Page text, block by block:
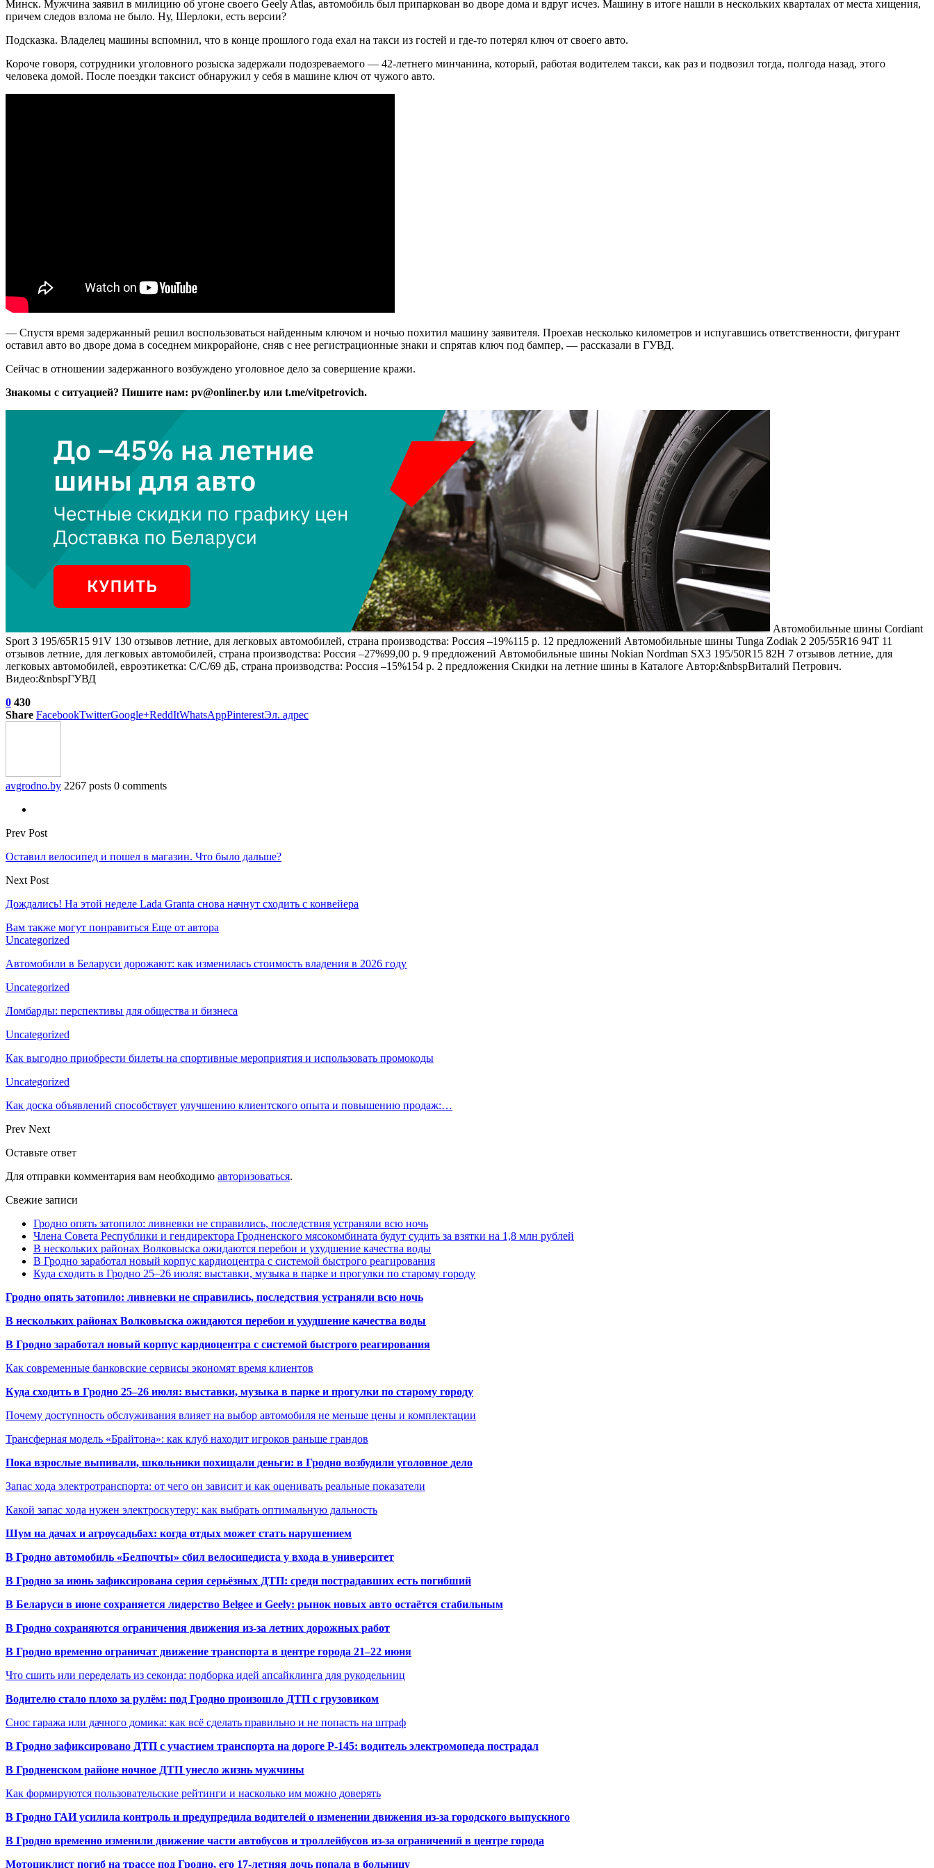
Минск. Мужчина заявил в милицию об угоне своего Geely Atlas, автомобиль был припаркован во дворе дома и вдруг исчез. Машину в итоге нашли в нескольких кварталах от места хищения,
причем следов взлома не было. Ну, Шерлоки, есть версии?
Подсказка. Владелец машины вспомнил, что в конце прошлого года ехал на такси из гостей и где-то потерял ключ от своего авто.
Короче говоря, сотрудники уголовного розыска задержали подозреваемого — 42-летнего минчанина, который, работая водителем такси, как раз и подвозил тогда, полгода назад, этого
человека домой. После поездки таксист обнаружил у себя в машине ключ от чужого авто.
— Спустя время задержанный решил воспользоваться найденным ключом и ночью похитил машину заявителя. Проехав несколько километров и испугавшись ответственности, фигурант
оставил авто во дворе дома в соседнем микрорайоне, сняв с нее регистрационные знаки и спрятав ключ под бампер, — рассказали в ГУВД.
Сейчас в отношении задержанного возбуждено уголовное дело за совершение кражи.
Знакомы с ситуацией? Пишите нам: pv@onliner.by или t.me/vitpetrovich.
Автомобильные шины Cordiant
Sport 3 195/65R15 91V 130 отзывов летние, для легковых автомобилей, страна производства: Россия –19%115 р. 12 предложений Автомобильные шины Tunga Zodiak 2 205/55R16 94T 11
отзывов летние, для легковых автомобилей, страна производства: Россия –27%99,00 р. 9 предложений Автомобильные шины Nokian Nordman SX3 195/50R15 82H 7 отзывов летние, для
легковых автомобилей, евроэтикетка: C/C/69 дБ, страна производства: Россия –15%154 р. 2 предложения Скидки на летние шины в Каталоге Автор:&nbspВиталий Петрович.
Видео:&nbspГУВД
0 430
Share FacebookTwitterGoogle+ReddItWhatsAppPinterestЭл. адрес
avgrodno.by 2267 posts 0 comments
Prev Post
Оставил велосипед и пошел в магазин. Что было дальше?
Next Post
Дождались! На этой неделе Lada Granta снова начнут сходить с конвейера
Вам также могут понравиться Еще от автора
Uncategorized
Автомобили в Беларуси дорожают: как изменилась стоимость владения в 2026 году
Uncategorized
Ломбарды: перспективы для общества и бизнеса
Uncategorized
Как выгодно приобрести билеты на спортивные мероприятия и использовать промокоды
Uncategorized
Как доска объявлений способствует улучшению клиентского опыта и повышению продаж:…
Prev Next
Оставьте ответ
Для отправки комментария вам необходимо авторизоваться.
Свежие записи
Гродно опять затопило: ливневки не справились, последствия устраняли всю ночь
Члена Совета Республики и гендиректора Гродненского мясокомбината будут судить за взятки на 1,8 млн рублей
В нескольких районах Волковыска ожидаются перебои и ухудшение качества воды
В Гродно заработал новый корпус кардиоцентра с системой быстрого реагирования
Куда сходить в Гродно 25–26 июля: выставки, музыка в парке и прогулки по старому городу
Гродно опять затопило: ливневки не справились, последствия устраняли всю ночь
В нескольких районах Волковыска ожидаются перебои и ухудшение качества воды
В Гродно заработал новый корпус кардиоцентра с системой быстрого реагирования
Как современные банковские сервисы экономят время клиентов
Куда сходить в Гродно 25–26 июля: выставки, музыка в парке и прогулки по старому городу
Почему доступность обслуживания влияет на выбор автомобиля не меньше цены и комплектации
Трансферная модель «Брайтона»: как клуб находит игроков раньше грандов
Пока взрослые выпивали, школьники похищали деньги: в Гродно возбудили уголовное дело
Запас хода электротранспорта: от чего он зависит и как оценивать реальные показатели
Какой запас хода нужен электроскутеру: как выбрать оптимальную дальность
Шум на дачах и агроусадьбах: когда отдых может стать нарушением
В Гродно автомобиль «Белпочты» сбил велосипедиста у входа в университет
В Гродно за июнь зафиксирована серия серьёзных ДТП: среди пострадавших есть погибший
В Беларуси в июне сохраняется лидерство Belgee и Geely: рынок новых авто остаётся стабильным
В Гродно сохраняются ограничения движения из-за летних дорожных работ
В Гродно временно ограничат движение транспорта в центре города 21–22 июня
Что сшить или переделать из секонда: подборка идей апсайклинга для рукодельниц
Водителю стало плохо за рулём: под Гродно произошло ДТП с грузовиком
Снос гаража или дачного домика: как всё сделать правильно и не попасть на штраф
В Гродно зафиксировано ДТП с участием транспорта на дороге Р-145: водитель электромопеда пострадал
В Гродненском районе ночное ДТП унесло жизнь мужчины
Как формируются пользовательские рейтинги и насколько им можно доверять
В Гродно ГАИ усилила контроль и предупредила водителей о изменении движения из-за городского выпускного
В Гродно временно изменили движение части автобусов и троллейбусов из-за ограничений в центре города
Мотоциклист погиб на трассе под Гродно, его 17-летняя дочь попала в больницу